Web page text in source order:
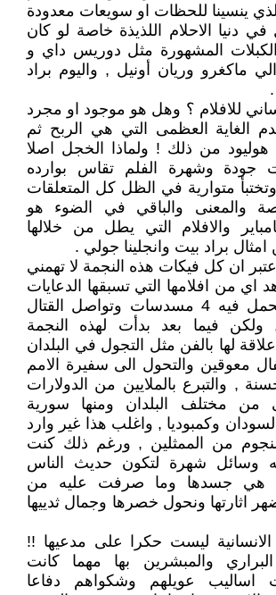
الذي ينسينا للحظات او سويعات معدودة
في دنيا الاحلام اللذيذة خاصة لو كان
المشهورة مثل دوريس داي و
ماكغرو وريان أونيل , واليوم براد
للافلام ؟ وهل هو موجود او مجرد
الغاية العظمى التي هي الربح ثم
هوليود من ذلك ! ولماذا الخجل اصلا
جودة وشهرة الفلم تقاس بوارده
متوارية في الظل كل المتعلقات
والمعنى والباقي في الضوء هو
والافلام التي يطل من خلالها
امثال براد بيت وانجلينا جولي .
ان كل فيكات هذه النجمة لا تهمني
اي من افلامها التي تسبقها الدعايات
منذ اول بوستر تحمل فيه 4 مسدسات وتواصل القتال
, ولكن فيما بعد بدأت لهذه النجمة
لها بالفن مثل التجول في البلدان
معوقين والتحول الى سفيرة الامم
, والتبرع بالملايين من الدولارات
من مختلف البلدان ومنها سورية
وكمبوديا , واغلب هذا غير وارد
للنجوم من الممثلين , ورغم ذلك كنت
وسائل شهرة لتكون حديث الناس
هي جسدها وما صرفت عليه من
اثارتها ونحول خصرها وجمال ثدييها
ليست حكرا على مدعيها !!
والمبشرين بها مهما كانت
اساليب عويلهم وشكواهم دفاعا